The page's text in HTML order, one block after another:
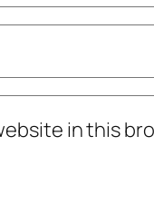
in this